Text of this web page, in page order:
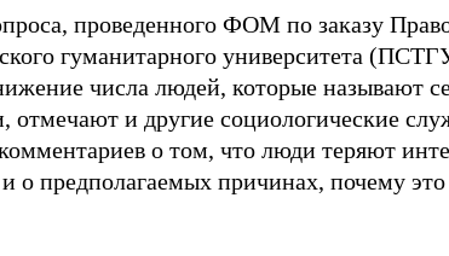
проведенного ФОМ по заказу
гуманитарного университета
числа людей, которые называют
отмечают и другие социологические
о том, что люди теряют
о предполагаемых причинах, почему это